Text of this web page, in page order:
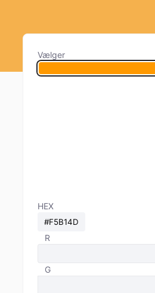
Vælger
HEX
R
G